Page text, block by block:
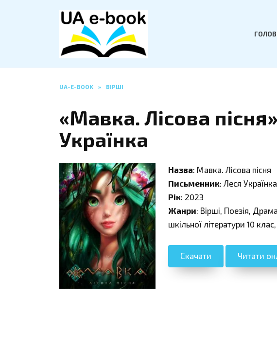
UA-E-BOOK » ВІРШІ
«Мавка. Лісова
Українка
Назва: Мавка. Лісова пісня
Письменник: Леся Українка
Рік: 2023
Жанри: Вірші, Поезія,
шкільної літератури 10
Скачати Читати